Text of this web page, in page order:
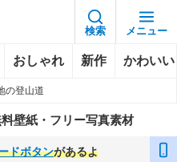
検索 メニュー
おしゃれ 新作 かわいい
の登山道
壁紙・フリー写真素材
ドボタンがあるよ